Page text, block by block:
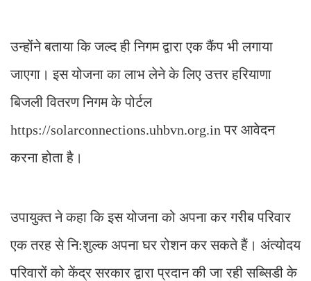
उन्होंने बताया कि जल्द ही निगम द्वारा एक कैंप भी लगाया
जाएगा। इस योजना का लाभ लेने के लिए उत्तर हरियाणा
बिजली वितरण निगम के पोर्टल
https://solarconnections.uhbvn.org.in पर आवेदन
करना होता है।
उपायुक्त ने कहा कि इस योजना को अपना कर गरीब परिवार
एक तरह से नि:शुल्क अपना घर रोशन कर सकते हैं। अंत्योदय
परिवारों को केंद्र सरकार द्वारा प्रदान की जा रही सब्सिडी के